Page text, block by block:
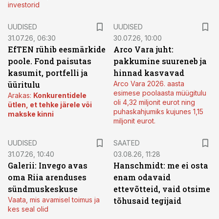
investorid
UUDISED
31.07.26, 06:30
EfTEN rühib eesmärkide
poole. Fond paisutas
kasumit, portfelli ja
üüritulu
Arakas: Konkurentidele
ütlen, et tehke järele või
makske kinni
UUDISED
30.07.26, 10:00
Arco Vara juht:
pakkumine suureneb ja
hinnad kasvavad
Arco Vara 2026. aasta
esimese poolaasta müügitulu
oli 4,32 miljonit eurot ning
puhaskahjumiks kujunes 1,15
miljonit eurot.
UUDISED
31.07.26, 10:40
Galerii: Invego avas
oma Riia arenduses
sündmuskeskuse
Vaata, mis avamisel toimus ja
kes seal olid
SAATED
03.08.26, 11:28
Hanschmidt: me ei osta
enam odavaid
ettevõtteid, vaid otsime
tõhusaid tegijaid